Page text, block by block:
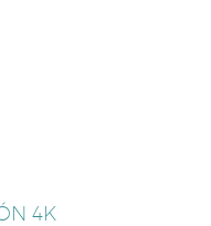
4K